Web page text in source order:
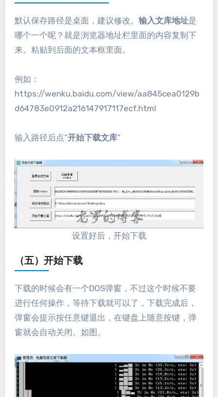
默认保存路径是桌面，建议修改。 输入文库地址是
哪个一个呢？就是浏览器地址栏里面的内容复制下
来。粘贴到后面的文本框里面。
例如：
https://wenku.baidu.com/view/aa845cea0129b
d64783e0912a216147917117ecf.html
输入路径后点“开始下载文库”
设置好后，开始下载
（五）开始下载
下载的时候会有一个DOS弹窗，不过这个时候不要
进行任何操作，等待下载就可以了，下载完成后，
弹窗会提示按任意键退出，在键盘上随意按键，弹
窗就会自动关闭。如图。